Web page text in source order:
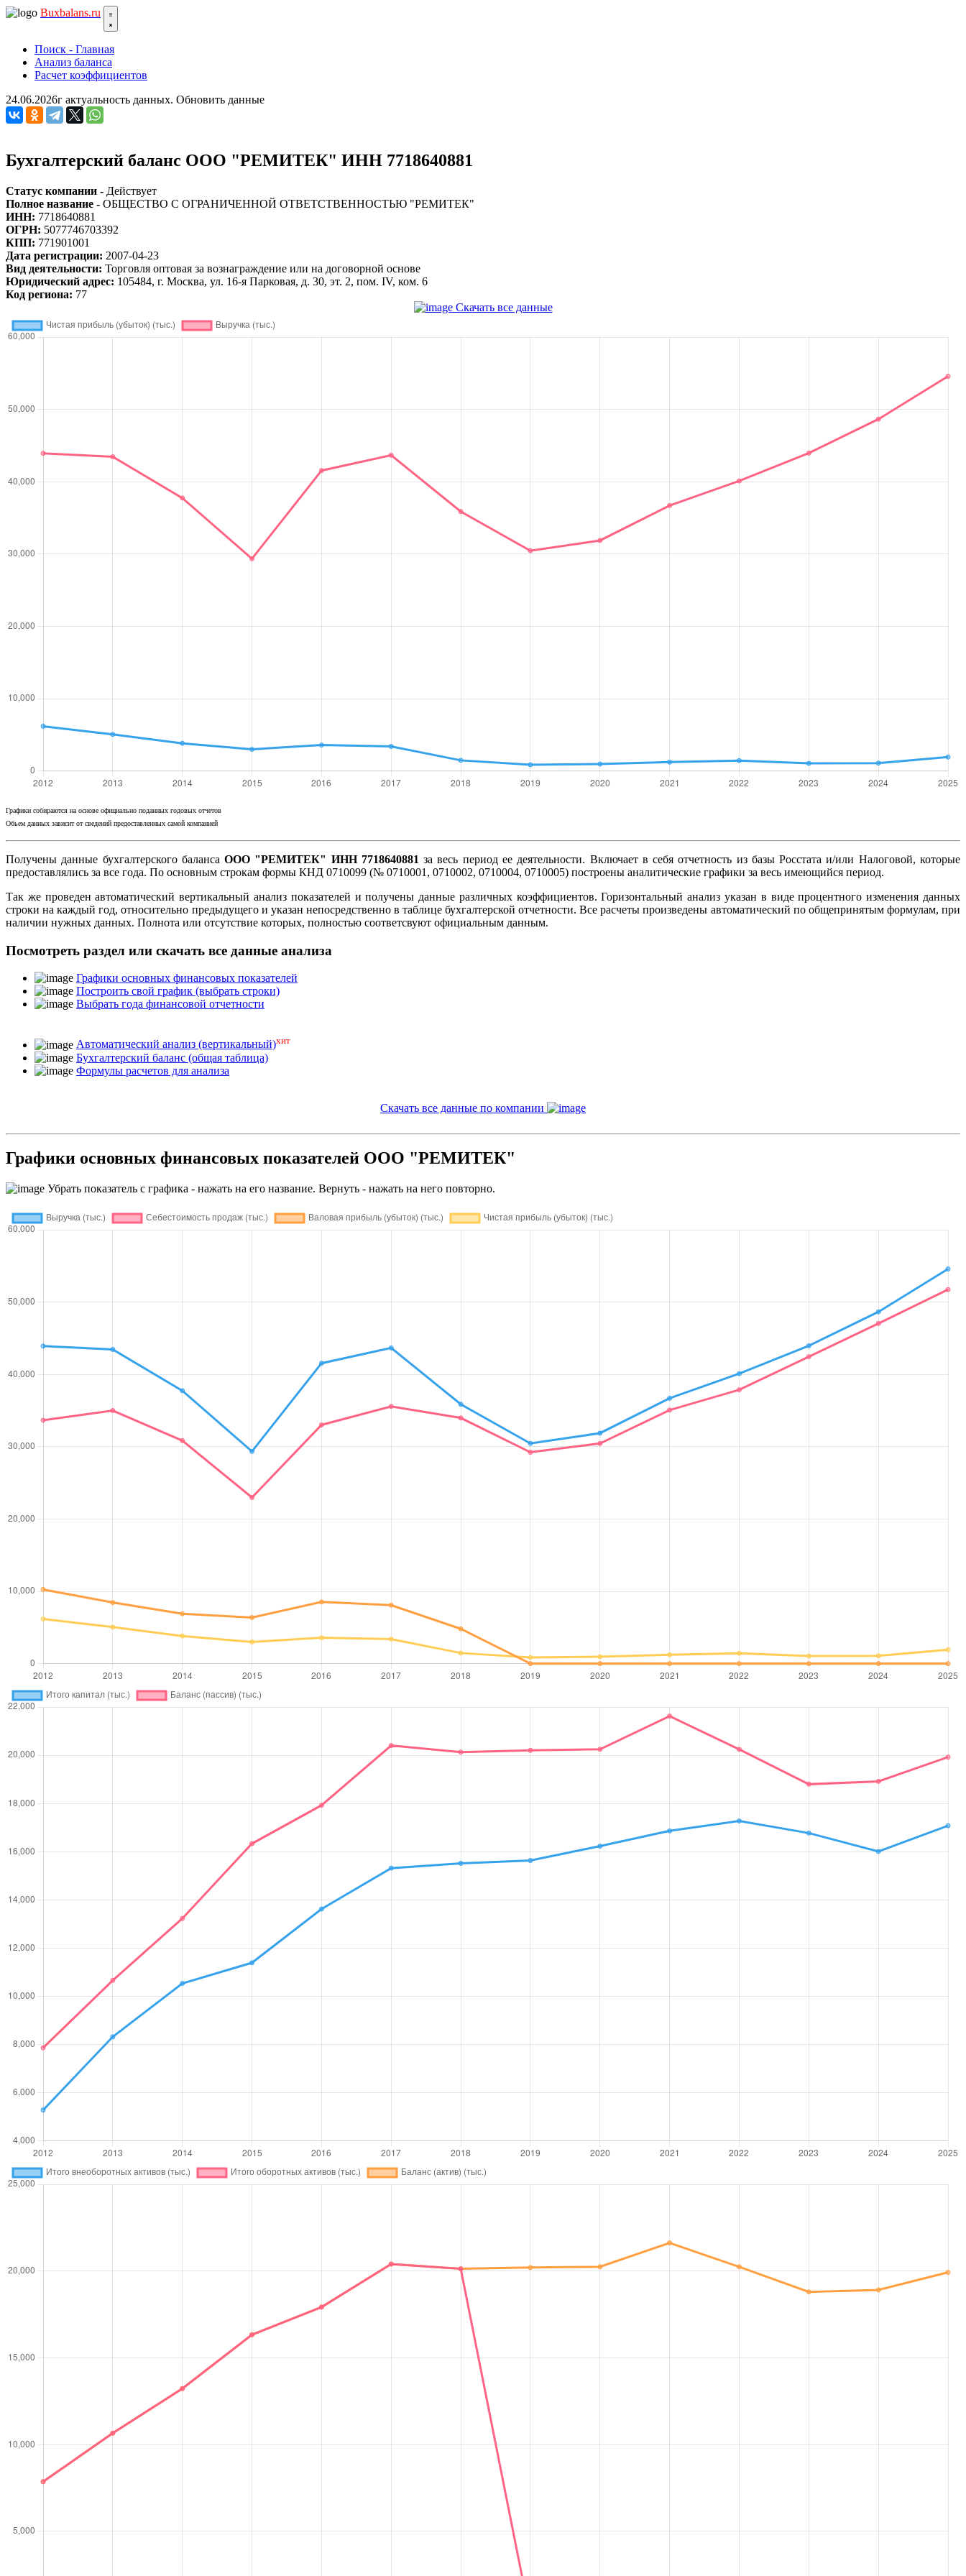
Buxbalans.ru
Поиск - Главная
Анализ баланса
Расчет коэффициентов
24.06.2026г актуальность данных. Обновить данные
Бухгалтерский баланс ООО "РЕМИТЕК" ИНН 7718640881
Статус компании - Действует
Полное название - ОБЩЕСТВО С ОГРАНИЧЕННОЙ ОТВЕТСТВЕННОСТЬЮ "РЕМИТЕК"
ИНН: 7718640881
ОГРН: 5077746703392
КПП: 771901001
Дата регистрации: 2007-04-23
Вид деятельности: Торговля оптовая за вознаграждение или на договорной основе
Юридический адрес: 105484, г. Москва, ул. 16-я Парковая, д. 30, эт. 2, пом. IV, ком. 6
Код региона: 77
Скачать все данные
Графики собираются на основе официально поданных годовых отчетов
Обьем данных зависит от сведений предоставленных самой компанией
Получены данные бухгалтерского балансаООО "РЕМИТЕК" ИНН 7718640881 за весь период ее деятельности. Включает в себя отчетность из базы Росстата и/или Налоговой, которые
предоставлялись за все года. По основным строкам формы КНД 0710099 (№ 0710001, 0710002, 0710004, 0710005) построены аналитические графики за весь имеющийся период.
Так же проведен автоматический вертикальный анализ показателей и получены данные различных коэффициентов. Горизонтальный анализ указан в виде процентного изменения данных
строки на каждый год, относительно предыдущего и указан непосредственно в таблице бухгалтерской отчетности. Все расчеты произведены автоматический по общепринятым формулам, при
наличии нужных данных. Полнота или отсутствие которых, полностью соответсвуют официальным данным.
Посмотреть раздел или скачать все данные анализа
Графики основных финансовых показателей
Построить свой график (выбрать строки)
Выбрать года финансовой отчетности
Автоматический анализ (вертикальный)хит
Бухгалтерский баланс (общая таблица)
Формулы расчетов для анализа
Скачать все данные по компании
Графики основных финансовых показателей ООО "РЕМИТЕК"
Убрать показатель с графика - нажать на его название. Вернуть - нажать на него повторно.